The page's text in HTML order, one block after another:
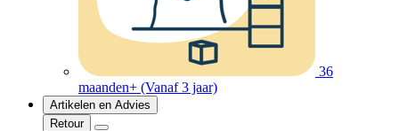
36
maanden+ (Vanaf 3 jaar)
Artikelen en Advies
Retour